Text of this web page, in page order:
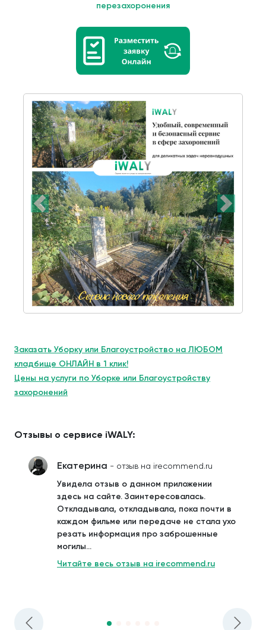
перезахоронения
Заказать Уборку или Благоустройство на ЛЮБОМ
кладбище ОНЛАЙН в 1 клик!
Цены на услуги по Уборке или Благоустройству
захоронений
Отзывы о сервисе iWALY:
Екатерина - отзыв на irecommend.ru
Увидела отзыв о данном приложении
здесь на сайте. Заинтересовалась.
Откладывала, откладывала, пока почти в
каждом фильме или передаче не стала ухо
резать информация про заброшенные
могилы...
Читайте весь отзыв на irecommend.ru